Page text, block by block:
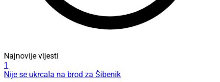
Najnovije vijesti
1
Nije se ukrcala na brod za Šibenik